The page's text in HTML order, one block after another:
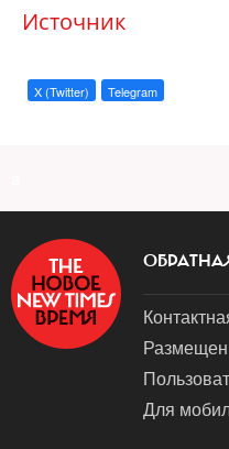
Источник
X (Twitter) Telegram
Для